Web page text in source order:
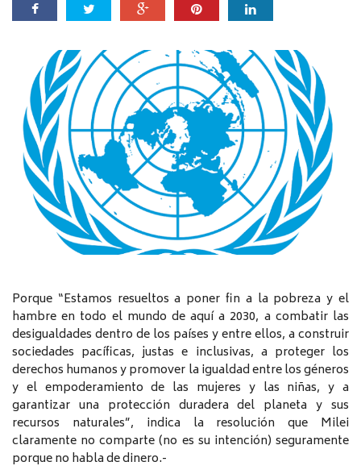
Porque “Estamos resueltos a poner fin a la pobreza y el
hambre en todo el mundo de aquí a 2030, a combatir las
desigualdades dentro de los países y entre ellos, a construir
sociedades pacíficas, justas e inclusivas, a proteger los
derechos humanos y promover la igualdad entre los géneros
y el empoderamiento de las mujeres y las niñas, y a
garantizar una protección duradera del planeta y sus
recursos naturales”, indica la resolución que Milei
claramente no comparte (no es su intención) seguramente
porque no habla de dinero.-